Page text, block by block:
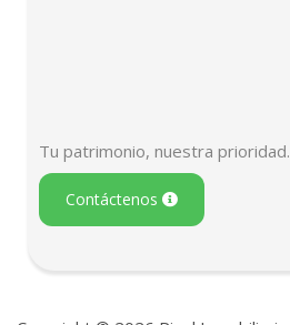
Tu patrimonio, nuestra prioridad.
Contáctenos